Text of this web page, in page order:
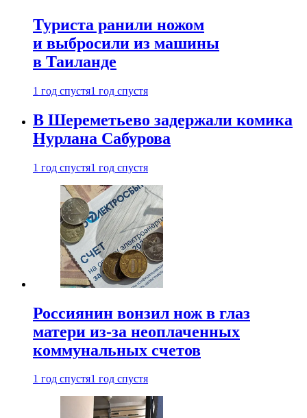
Туриста ранили ножом
и выбросили из машины
в Таиланде
1 год спустя1 год спустя
В Шереметьево задержали комика
Нурлана Сабурова
1 год спустя1 год спустя
Россиянин вонзил нож в глаз
матери из-за неоплаченных
коммунальных счетов
1 год спустя1 год спустя